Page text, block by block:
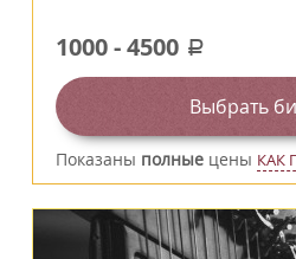
1000-4500 a
Выбрать
Показаны полные цены КАК